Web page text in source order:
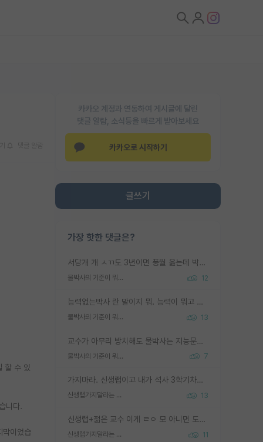
카카오 계정과 연동하여 게시글에 달린
댓글 알람, 소식등을 빠르게 받아보세요
카카오로 시작하기
글쓰기
가장 핫한 댓글은?
서당개 개 ㅅㄲ도 3년이면 풍월 읊는데 박사 5년 이상 대리고 있으면서 물된건 교수 탓 맞는ㄱ게 거기가 서당이 아니란 소리임
물박사의 기준이 뭐임? 12
능력없는박사 란 말이지 뭐. 능력이 뭐고 능력이 있다는게 뭔지는 사람마다 기준이 다르니까 얘기해봐야 서로 자기 기준만 얘기해서 논쟁이 끝이 안나고. 주위에서 능력있고 야심있는 신입생이 교수가 유의미한 피드백을 아예 안주면서 제대로된 과제에 참여해볼 기회도 제공하지 않고 잡일 뺑뺑이만 돌려서 맨날 단순작업만 하면서 밤새다가 눈빛이 점점 죽어가는걸 본 사람은 물박사는 교수탓이라고 하고, 교수는 이것저것 알려도 주고 기회도 주고 사수 동기 붙여주면서 어떻게든 끌고가려고 하는데 본인이 매일 뺀질거리면서 출근 하는둥마는둥 하다가 기껏 와서도 폰이나 쳐다보다가 실험 망치고 저녁약속있어서 먼저 가볼게요~ 하는걸 본 사람은 물박사는 본인탓이라고 함.
물박사의 기준이 뭐임? 13
교수가 아무리 방치해도 물박사는 지능문제고 본인 의지 문제임. 만물 교수탓 하는 애들이 이상한거임.
물박사의 기준이 뭐임? 7
가지마라. 신생랩이고 내가 석사 3학기차인데 최고참인데 나도 아무것도 모르는데 교수가 후배들 왜 논문 교육 안시키냐. 논문 왜 안 써오냐 닦달한다
신생랩가지말라는 이유가 있었구나 13
신생랩+젊은 교수 이게 ㄹㅇ 모 아니면 도인듯.
신생랩가지말라는 이유가 있었구나 11
할 수 있
니다.
막이었습